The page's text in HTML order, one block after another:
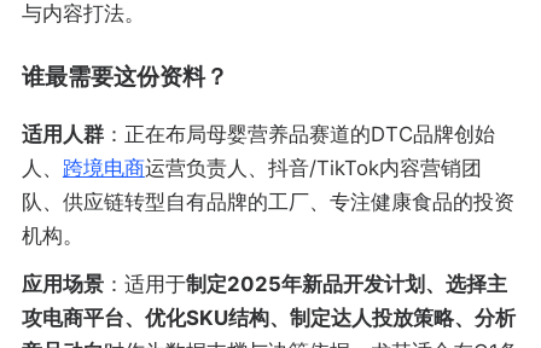
与内容打法。
谁最需要这份资料？
适用人群：正在布局母婴营养品赛道的DTC品牌创始
人、 跨境电商运营负责人、抖音/TikTok内容营销团
队、供应链转型自有品牌的工厂、专注健康食品的投资
机构。
应用场景：适用于制定2025年新品开发计划、选择主
攻电商平台、优化SKU结构、制定达人投放策略、分析